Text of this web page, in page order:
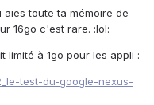
toute ta mémoire de
16go c'est rare. :lol:
limité à 1go pour les appli :
test-du-google-nexus-